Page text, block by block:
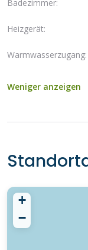
Badezimmer:
Heizgerät:
Warmwasserzugang:
Weniger anzeigen
+
−